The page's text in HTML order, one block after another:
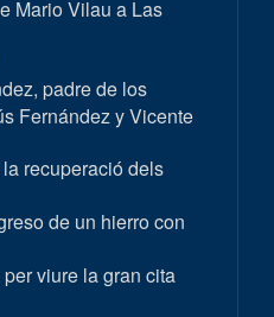
Mario Vilau a Las
padre de los
Fernández y Vicente
recuperació dels
de un hierro con
viure la gran cita